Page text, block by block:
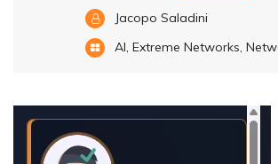
Jacopo Saladini
AI, Extreme Networks,